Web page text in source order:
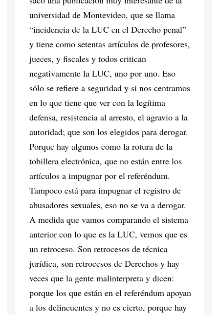
universidad de Montevideo, que se llama
“incidencia de la LUC en el Derecho penal”
y tiene como setentas artículos de profesores,
jueces, y fiscales y todos critican
negativamente la LUC, uno por uno. Eso
sólo se refiere a seguridad y si nos centramos
en lo que tiene que ver con la legítima
defensa, resistencia al arresto, el agravio a la
autoridad; que son los elegidos para derogar.
Porque hay algunos como la rotura de la
tobillera electrónica, que no están entre los
artículos a impugnar por el referéndum.
Tampoco está para impugnar el registro de
abusadores sexuales, eso no se va a derogar.
A medida que vamos comparando el sistema
anterior con lo que es la LUC, vemos que es
un retroceso. Son retrocesos de técnica
jurídica, son retrocesos de Derechos y hay
veces que la gente malinterpreta y dicen:
porque los que están en el referéndum apoyan
a los delincuentes y no es cierto, porque hay